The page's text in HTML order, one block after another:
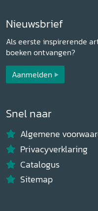
Nieuwsbrief
Als eerste inspirerende
boeken ontvangen?
Aanmelden
Snel naar
Algemene
Privacyverklaring
Catalogus
Sitemap